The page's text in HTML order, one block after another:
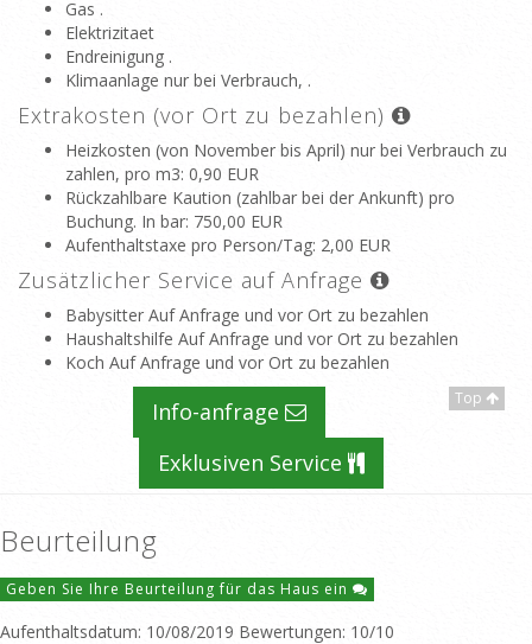
Gas .
Elektrizitaet
Endreinigung .
Klimaanlage nur bei Verbrauch, .
Extrakosten (vor Ort zu bezahlen)
Heizkosten (von November bis April) nur bei Verbrauch zu
zahlen, pro m3: 0,90 EUR
Rückzahlbare Kaution (zahlbar bei der Ankunft) pro
Buchung. In bar: 750,00 EUR
Aufenthaltstaxe pro Person/Tag: 2,00 EUR
Zusätzlicher Service auf Anfrage
Babysitter Auf Anfrage und vor Ort zu bezahlen
Haushaltshilfe Auf Anfrage und vor Ort zu bezahlen
Koch Auf Anfrage und vor Ort zu bezahlen
Top
Info-anfrage
Exklusiven Service
Beurteilung
Geben Sie Ihre Beurteilung für das Haus ein
Aufenthaltsdatum: 10/08/2019 Bewertungen: 10/10